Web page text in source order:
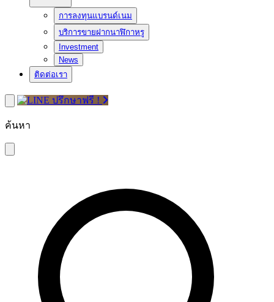
การลงทุนแบรนด์เนม
บริการขายฝากนาฬิกาหรู
Investment
News
ติดต่อเรา
ปรึกษาฟรี !
ค้นหา